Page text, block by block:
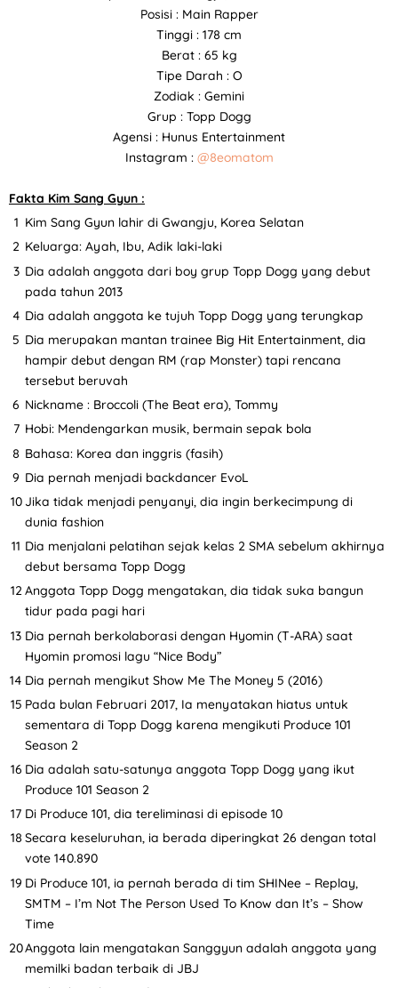
Posisi : Main Rapper
Tinggi : 178 cm
Berat : 65 kg
Tipe Darah : O
Zodiak : Gemini
Grup : Topp Dogg
Agensi : Hunus Entertainment
Instagram : @8eomatom
Fakta Kim Sang Gyun :
Kim Sang Gyun lahir di Gwangju, Korea Selatan
Keluarga: Ayah, Ibu, Adik laki-laki
Dia adalah anggota dari boy grup Topp Dogg yang debut
pada tahun 2013
Dia adalah anggota ke tujuh Topp Dogg yang terungkap
Dia merupakan mantan trainee Big Hit Entertainment, dia
hampir debut dengan RM (rap Monster) tapi rencana
tersebut beruvah
Nickname : Broccoli (The Beat era), Tommy
Hobi: Mendengarkan musik, bermain sepak bola
Bahasa: Korea dan inggris (fasih)
Dia pernah menjadi backdancer EvoL
Jika tidak menjadi penyanyi, dia ingin berkecimpung di
dunia fashion
Dia menjalani pelatihan sejak kelas 2 SMA sebelum akhirnya
debut bersama Topp Dogg
Anggota Topp Dogg mengatakan, dia tidak suka bangun
tidur pada pagi hari
Dia pernah berkolaborasi dengan Hyomin (T-ARA) saat
Hyomin promosi lagu “Nice Body”
Dia pernah mengikut Show Me The Money 5 (2016)
Pada bulan Februari 2017, Ia menyatakan hiatus untuk
sementara di Topp Dogg karena mengikuti Produce 101
Season 2
Dia adalah satu-satunya anggota Topp Dogg yang ikut
Produce 101 Season 2
Di Produce 101, dia tereliminasi di episode 10
Secara keseluruhan, ia berada diperingkat 26 dengan total
vote 140.890
Di Produce 101, ia pernah berada di tim SHINee – Replay,
SMTM – I’m Not The Person Used To Know dan It’s – Show
Time
Anggota lain mengatakan Sanggyun adalah anggota yang
memilki badan terbaik di JBJ